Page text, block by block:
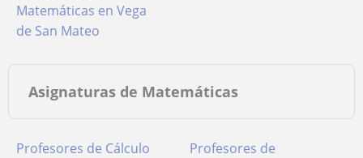
Matemáticas en Vega
de San Mateo
Asignaturas de Matemáticas
Profesores de Cálculo
Profesores de